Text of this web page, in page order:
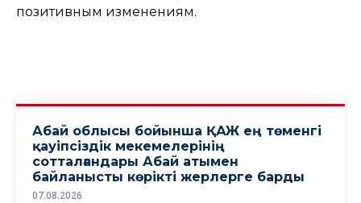
позитивным изменениям.
Абай облысы бойынша ҚАЖ ең төменгі
қауіпсіздік мекемелерінің
сотталғандары Абай атымен
байланысты көрікті жерлерге барды
07.08.2026